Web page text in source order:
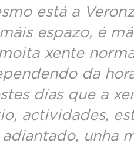
está a
espazo, é
xente
da
días que a
actividades,
unha